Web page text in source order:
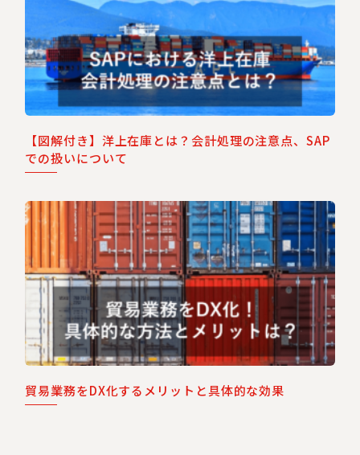
【図解付き】洋上在庫とは？会計処理の注意点、SAP
での扱いについて
貿易業務をDX化するメリットと具体的な効果